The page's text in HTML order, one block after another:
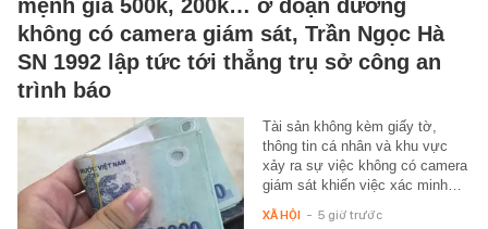
mệnh giá 500k, 200k… ở đoạn đường
không có camera giám sát, Trần Ngọc Hà
SN 1992 lập tức tới thẳng trụ sở công an
trình báo
Tài sản không kèm giấy tờ,
thông tin cá nhân và khu vực
xảy ra sự việc không có camera
giám sát khiến việc xác minh…
XÃ HỘI - 5 giờ trước